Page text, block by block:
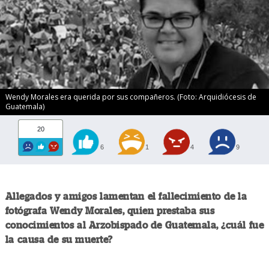
Wendy Morales era querida por sus compañeros. (Foto: Arquidiócesis de
Guatemala)
20
6 1 4 9
Allegados y amigos lamentan el fallecimiento de la
fotógrafa Wendy Morales, quien prestaba sus
conocimientos al Arzobispado de Guatemala, ¿cuál fue
la causa de su muerte?